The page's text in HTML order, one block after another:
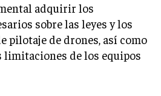
adquirir los
sobre las leyes y los
pilotaje de drones, así como
limitaciones de los equipos